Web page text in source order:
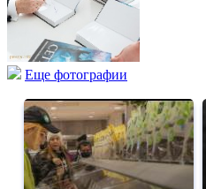
Еще фотографии